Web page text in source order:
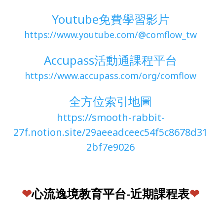
Youtube免費學習影片
https://www.youtube.com/@comflow_tw
Accupass活動通課程平台
https://www.accupass.com/org/comflow
全方位索引地圖
https://smooth-rabbit-
27f.notion.site/29aeeadceec54f5c8678d31
2bf7e9026
❤心流逸境教育平台-近期課程表❤